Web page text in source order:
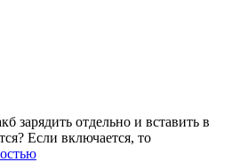
зарядить отдельно и вставить в
Если включается, то